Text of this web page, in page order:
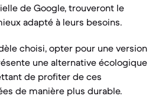
de Google, trouveront le
adapté à leurs besoins.
choisi, opter pour une version
une alternative écologique
de profiter de ces
de manière plus durable.